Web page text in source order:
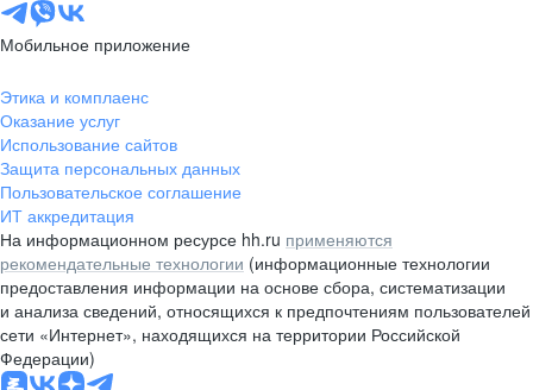
Мобильное приложение
Этика и комплаенс
Оказание услуг
Использование сайтов
Защита персональных данных
Пользовательское соглашение
ИТ аккредитация
На информационном ресурсе hh.ru применяются
рекомендательные технологии (информационные технологии
предоставления информации на основе сбора, систематизации
и анализа сведений, относящихся к предпочтениям пользователей
сети «Интернет», находящихся на территории Российской
Федерации)